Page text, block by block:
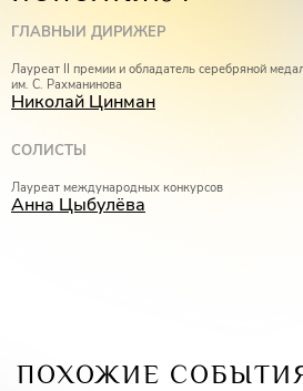
ГЛАВНЫЙ ДИРИЖЁР
Лауреат II премии и обладатель серебряной
им. С. Рахманинова
Николай Цинман
СОЛИСТЫ
Лауреат международных конкурсов
Анна Цыбулёва
ПОХОЖИЕ